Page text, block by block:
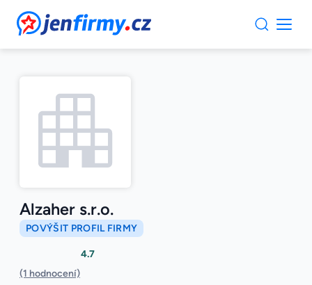
JenFirmy.cz
Alzaher s.r.o.
POVÝŠIT PROFIL FIRMY
4.7
(1 hodnocení)